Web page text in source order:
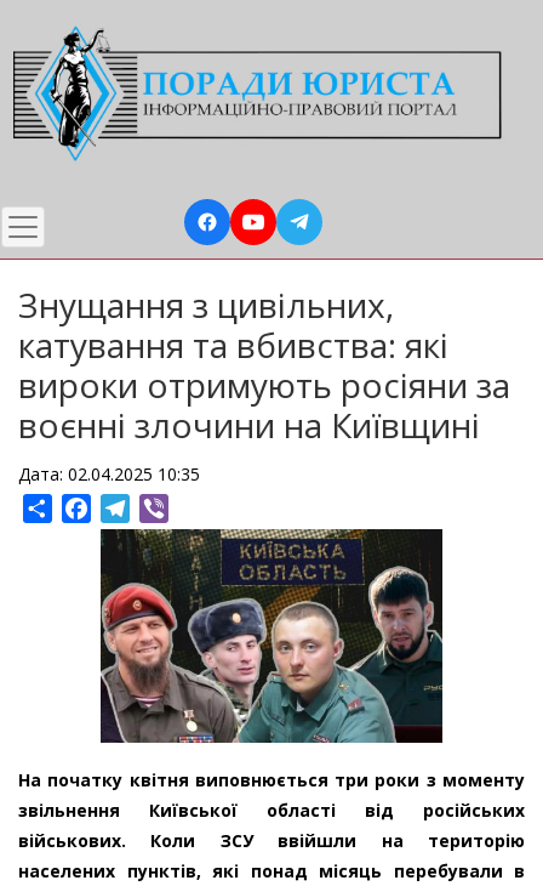
до
основного
вмісту
Знущання з цивільних,
катування та вбивства: які
вироки отримують росіяни за
воєнні злочини на Київщині
Дата: 02.04.2025 10:35
ShareFacebookTelegram
На початку квітня виповнюється три роки з моменту
звільнення Київської області від російських
військових. Коли ЗСУ ввійшли на територію
населених пунктів, які понад місяць перебували в